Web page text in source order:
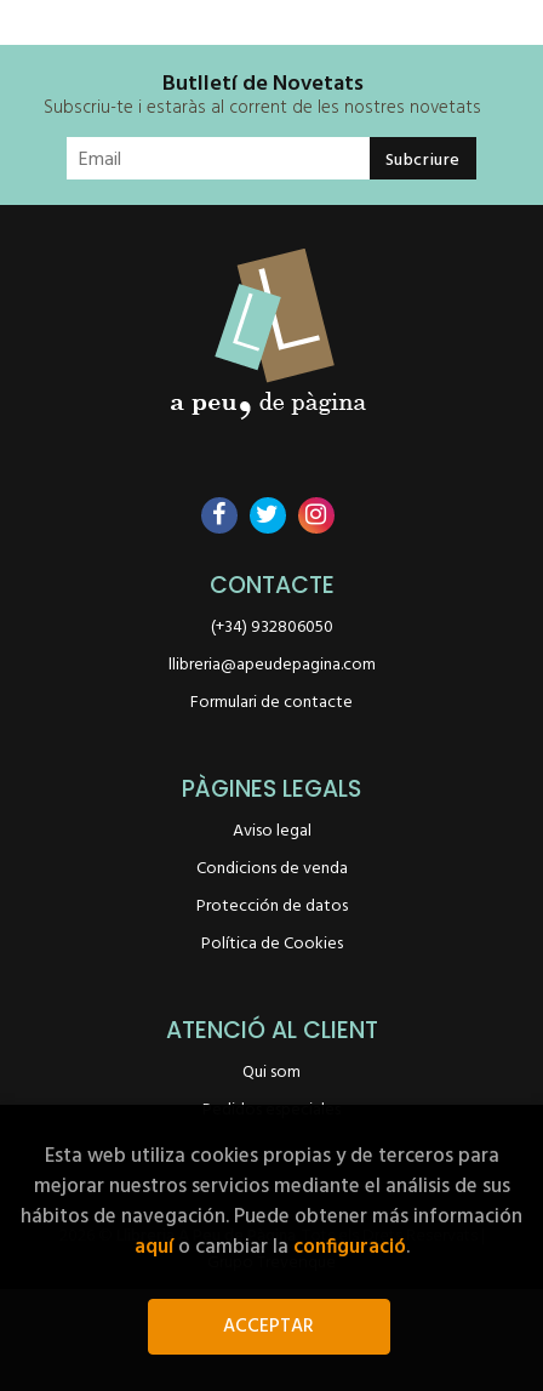
Butlletí de Novetats
Subscriu-te i estaràs al corrent de les nostres novetats
CONTACTE
(+34) 932806050
llibreria@apeudepagina.com
Formulari de contacte
PÀGINES LEGALS
Aviso legal
Condicions de venda
Protección de datos
Política de Cookies
ATENCIÓ AL CLIENT
Qui som
Pedidos especiales
Llibreria A Peu de Pàgina . Tots els Drets Reservats |
Grupo Trevenque
Esta web utiliza cookies propias y de terceros para
mejorar nuestros servicios mediante el análisis de sus
hábitos de navegación. Puede obtener más información
aquío cambiar la configuració.
ACCEPTAR